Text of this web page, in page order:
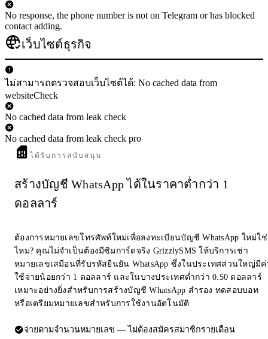
No response, the phone number is not on Telegram or has blocked
contact adding.
เว็บไซต์ธุรกิจ
ไม่สามารถตรวจสอบเว็บไซต์ได้: No cached data from
websiteCheck
No cached data from leak check
No cached data from leak check pro
ได้รับการสนับสนุน
สร้างบัญชี WhatsApp ได้ในราคาต่ำกว่า 1
ดอลลาร์
ต้องการหมายเลขโทรศัพท์ใหม่เพื่อลงทะเบียนบัญชี WhatsApp ใหม่ใช่
ไหม? คุณไม่จำเป็นต้องมีซิมการ์ดจริง GrizzlySMS ให้บริการเช่า
หมายเลขเสมือนที่รับรหัสยืนยัน WhatsApp ซึ่งในประเทศส่วนใหญ่มีค่
ใช้จ่ายน้อยกว่า 1 ดอลลาร์ และในบางประเทศต่ำกว่า 0.50 ดอลลาร์
เหมาะอย่างยิ่งสำหรับการสร้างบัญชี WhatsApp สำรอง ทดสอบบอท
หรือเตรียมหมายเลขสำหรับการใช้งานอัตโนมัติ
จ่ายตามจำนวนหมายเลข — ไม่ต้องสมัครสมาชิกรายเดือน